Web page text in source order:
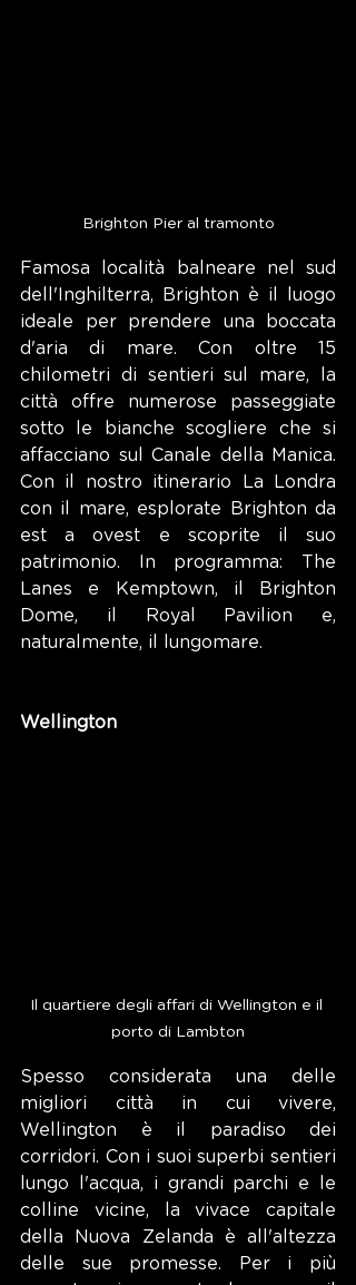
Brighton Pier al tramonto
Famosa località balneare nel sud
dell'Inghilterra, Brighton è il luogo
ideale per prendere una boccata
d'aria di mare. Con oltre 15
chilometri di sentieri sul mare, la
città offre numerose passeggiate
sotto le bianche scogliere che si
affacciano sul Canale della Manica.
Con il nostro itinerario La Londra
con il mare, esplorate Brighton da
est a ovest e scoprite il suo
patrimonio. In programma: The
Lanes e Kemptown, il Brighton
Dome, il Royal Pavilion e,
naturalmente, il lungomare.
Wellington
Il quartiere degli affari di Wellington e il
porto di Lambton
Spesso considerata una delle
migliori città in cui vivere,
Wellington è il paradiso dei
corridori. Con i suoi superbi sentieri
lungo l'acqua, i grandi parchi e le
colline vicine, la vivace capitale
della Nuova Zelanda è all'altezza
delle sue promesse. Per i più